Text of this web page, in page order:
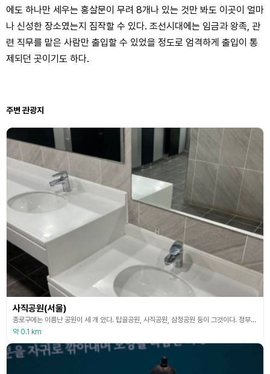
에도 하나만 세우는 홍살문이 무려 8개나 있는 것만 봐도 이곳이 얼마
나 신성한 장소였는지 짐작할 수 있다. 조선시대에는 임금과 왕족, 관
련 직무를 맡은 사람만 출입할 수 있었을 정도로 엄격하게 출입이 통
제되던 곳이기도 하다.
주변 관광지
사직공원(서울)
종로구에는 이름난 공원이 세 개 있다. 탑골공원, 사직공원, 삼청공원 등이 그것이다. 정부종합청사 서쪽, 인왕산 남동쪽 기슭에 있는 총 넓이 188,710㎡의 사직공원은 조선 태조 이성계가 1395년에 종묘와 함께 맨 처음 만든 사직단(사적)을 한복판에 두고 이루어진 공원이다. 사직이라는 말의 뜻을 보면 ‘사’는 땅의 신이며 ‘직’은 오곡의 신으로 이들에게 제사를 올려 풍년을 기원했던 곳이 사직단이다. 어린이 놀이터, 율곡 이이 선생과 신사임당의 동상,
약 0.1 km